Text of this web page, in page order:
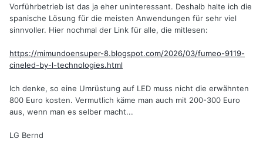
Forschungen zu höhereffizienten Anordnungen scheinen
bereits zu laufen!
Vorführbetrieb ist das ja eher uninteressant. Deshalb halte ich die
spanische Lösung für die meisten Anwendungen für sehr viel
sinnvoller. Hier nochmal der Link für alle, die mitlesen:
https://mimundoensuper-8.blogspot.com/2026/03/fumeo-9119-
cineled-by-l-technologies.html
Ich denke, so eine Umrüstung auf LED muss nicht die erwähnten
800 Euro kosten. Vermutlich käme man auch mit 200-300 Euro
aus, wenn man es selber macht...
LG Bernd